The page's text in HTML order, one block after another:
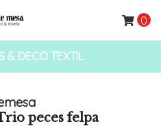
& DECO TEXTIL
0
peces felpa